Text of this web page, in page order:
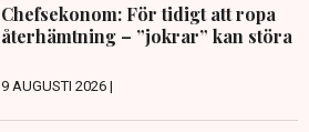
Chefsekonom: För tidigt att ropa
återhämtning – ”jokrar” kan störa
9 AUGUSTI 2026 |